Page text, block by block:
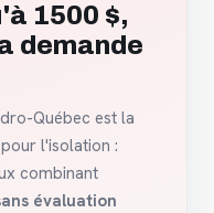
1500 $,
demande
Québec est la
l'isolation :
combinant
évaluation